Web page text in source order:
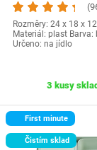
Rozměry: 24 x 18 x
Materiál: plast Barva:
Určeno: na jídlo
3 kusy
First minute
Čistím sklad